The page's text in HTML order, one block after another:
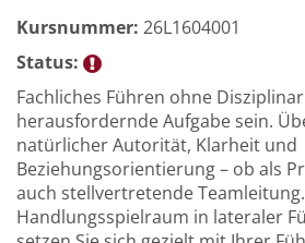
Kursnummer: 26L1604001
Status:
Fachliches Führen ohne
herausfordernde Aufgabe sein.
natürlicher Autorität, Klarheit und
Beziehungsorientierung – ob als
auch stellvertretende
Handlungsspielraum in lateraler